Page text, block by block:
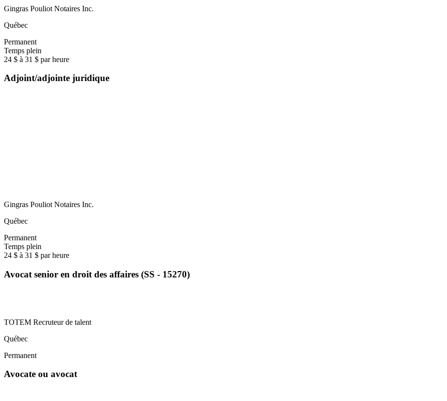
Gingras Pouliot Notaires Inc.
Québec
Permanent
Temps plein
24 $ à 31 $ par heure
Adjoint/adjointe juridique
Gingras Pouliot Notaires Inc.
Québec
Permanent
Temps plein
24 $ à 31 $ par heure
Avocat senior en droit des affaires (SS - 15270)
TOTEM Recruteur de talent
Québec
Permanent
Avocate ou avocat